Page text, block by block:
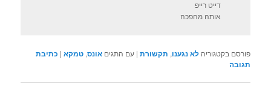
דייט רייפ
אותה מהפכה
פורסם בקטגוריה לא נגענו, תקשורת |עם התגים אונס,טמקא | כתיבת
תגובה